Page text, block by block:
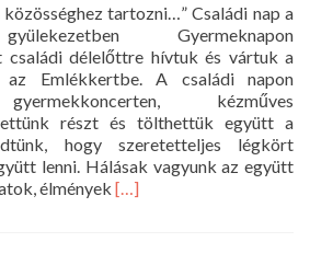
tartozni…” Családi nap a
Gyermeknapon
családi délelőttre hívtuk és vártuk a
az Emlékkertbe. A családi napon
kézműves
részt és tölthettük együtt a
hogy szeretetteljes légkört
lenni. Hálásak vagyunk az együtt
élmények Read
[…]